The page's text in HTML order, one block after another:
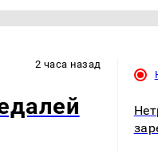
2 часа назад